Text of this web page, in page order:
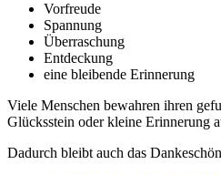
Vorfreude
Spannung
Überraschung
Entdeckung
eine bleibende Erinnerung
Viele Menschen bewahren ihren
Glücksstein oder kleine Erinnerung
Dadurch bleibt auch das